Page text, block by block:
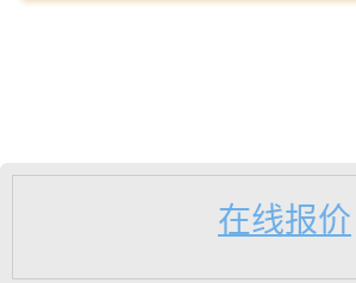
在线报价